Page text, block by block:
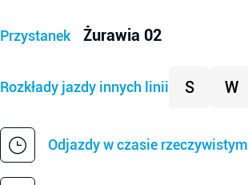
Przystanek Żurawia 02
Rozkłady jazdy innych linii S W
Odjazdy w czasie rzeczywistym